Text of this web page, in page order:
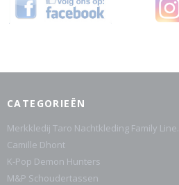
CATEGORIEËN
Merkkledij Taro Nachtkleding Family Line.
Camille Dhont
K-Pop Demon Hunters
M&P Schoudertassen